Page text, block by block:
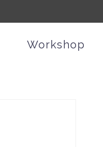
Workshop